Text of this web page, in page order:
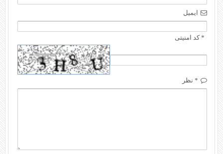
ایمیل
* کد امنیتی
* نظر